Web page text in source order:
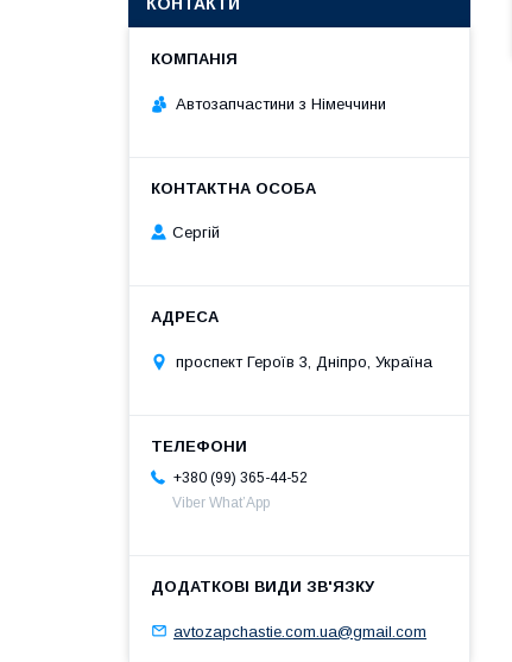
Автозапчастини з Німеччини
Сергій
проспект Героїв 3, Дніпро, Україна
+380 (99) 365-44-52
Viber What’App
avtozapchastie.com.ua@gmail.com